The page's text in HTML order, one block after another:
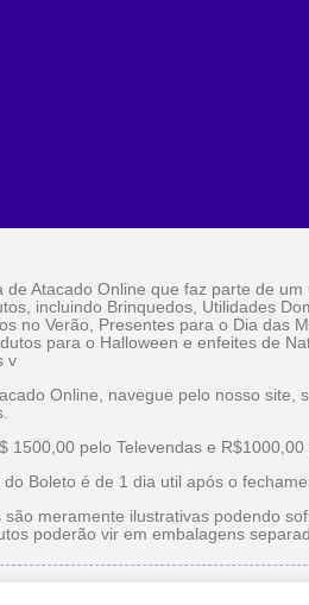
de Atacado Online que faz parte de
incluindo Brinquedos, Utilidades
no Verão, Presentes para o Dia das
para o Halloween e enfeites de
v
Online, navegue pelo nosso
1500,00 pelo Televendas e R$1000,00
Boleto é de 1 dia util após o
meramente ilustrativas podendo
poderão vir em embalagens